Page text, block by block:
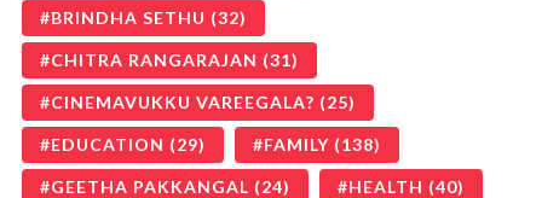
BRINDHA SETHU (32)
CHITRA RANGARAJAN (31)
CINEMAVUKKU VAREEGALA? (25)
EDUCATION (29) FAMILY (138)
GEETHA PAKKANGAL (24) HEALTH (40)